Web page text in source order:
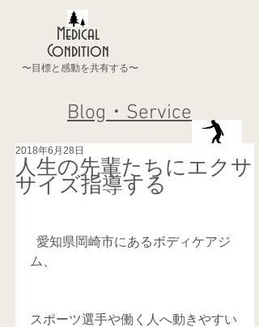
Medical
Condition
〜目標と感動を共有する〜
Blog・Service
人生の先輩たちにエクサ
サイズ指導する
2018年6月28日
ム、
スポーツ選手や働く人へ動きやすい